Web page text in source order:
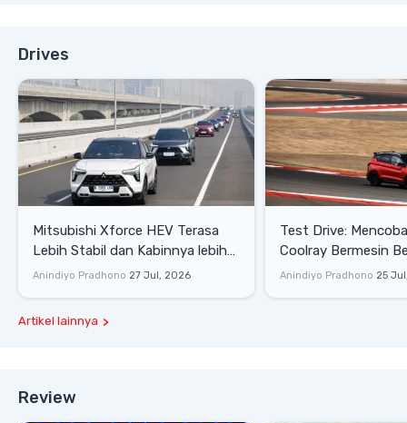
Drives
Mitsubishi Xforce HEV Terasa
Lebih Stabil dan Kabinnya lebih
Senyap
Anindiyo Pradhono 27 Jul, 2026
Test Drive: Mencoba Geely
Coolray Bermesin
di Sirkuit Mandalika
Anindiyo Pradhono 25
Artikel lainnya
Review